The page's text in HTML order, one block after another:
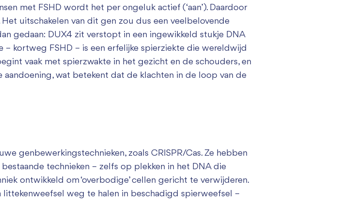
met FSHD wordt het per ongeluk actief (‘aan’). Daardoor
uitschakelen van dit gen zou dus een veelbelovende
gedaan: DUX4 zit verstopt in een ingewikkeld stukje DNA
kortweg FSHD – is een erfelijke spierziekte die wereldwijd
vaak met spierzwakte in het gezicht en de schouders, en
wat betekent dat de klachten in de loop van de
genbewerkingstechnieken, zoals CRISPR/Cas. Ze hebben
technieken – zelfs op plekken in het DNA die
ontwikkeld om ‘overbodige’ cellen gericht te verwijderen.
weg te halen in beschadigd spierweefsel –